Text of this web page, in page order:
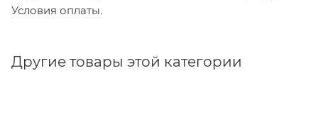
Условия оплаты.
Другие товары этой категории